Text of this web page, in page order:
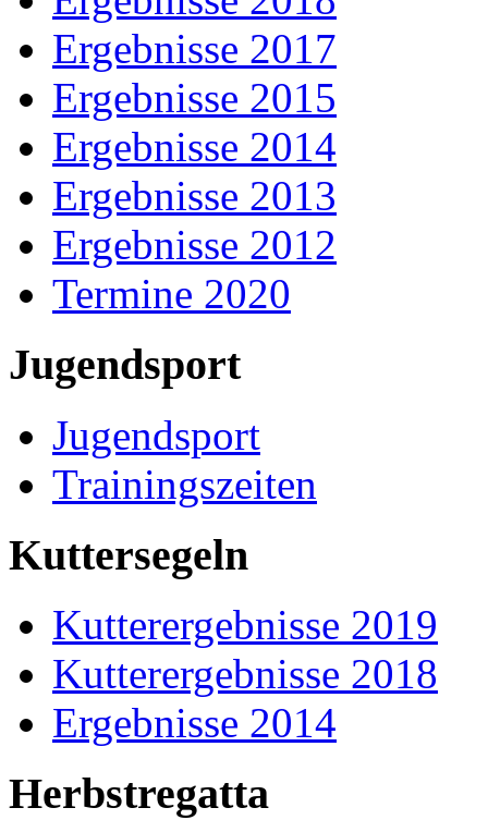
Ergebnisse 2017
Ergebnisse 2015
Ergebnisse 2014
Ergebnisse 2013
Ergebnisse 2012
Termine 2020
Jugendsport
Jugendsport
Trainingszeiten
Kuttersegeln
Kutterergebnisse 2019
Kutterergebnisse 2018
Ergebnisse 2014
Herbstregatta